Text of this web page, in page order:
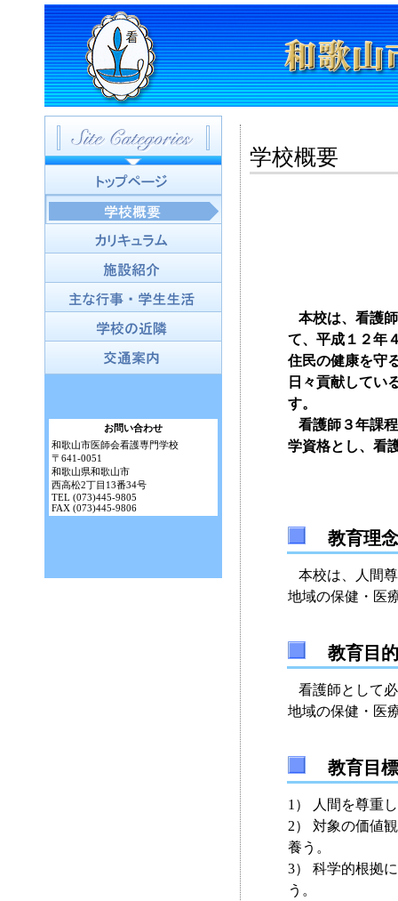
お問い合わせ
和歌山市医師会看護専門学校
〒641-0051
和歌山県和歌山市
西高松2丁目13番34号
TEL (073)445-9805
FAX (073)445-9806
学校概要
本校は、看護
て、平成１２年
住民の健康を守
日々貢献してい
す。
看護師３年課
学資格とし、看
教育理念
本校は、人間
地域の保健・医
教育目的
看護師として
地域の保健・医
教育目標
1） 人間を尊重
2） 対象の価値
養う。
3） 科学的根拠
う。